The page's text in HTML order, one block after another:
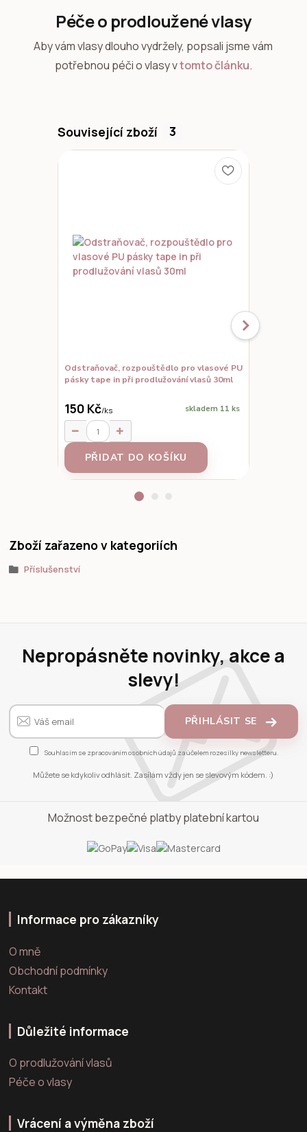
Péče o prodloužené vlasy
Aby vám vlasy dlouho vydržely, popsali jsme vám
potřebnou péči o vlasy vtomto článku.
Související zboží 3
Odstraňovač, rozpouštědlo pro vlasové PU
pásky tape in při prodlužování vlasů 30ml
150 Kč/ks skladem 11 ks
PŘIDAT DO KOŠÍKU
Zboží zařazeno v kategoriích
Příslušenství
Nepropásněte novinky, akce a
slevy!
PŘIHLÁSIT SE
Souhlasím se zpracováním osobních údajů za účelem rozesílky newsletteru.
Můžete se kdykoliv odhlásit. Zasílám vždy jen se slevovým kódem. :)
Možnost bezpečné platby platební kartou
Informace pro zákazníky
O mně
Obchodní podmínky
Kontakt
Důležité informace
O prodlužování vlasů
Péče o vlasy
Vrácení a výměna zboží